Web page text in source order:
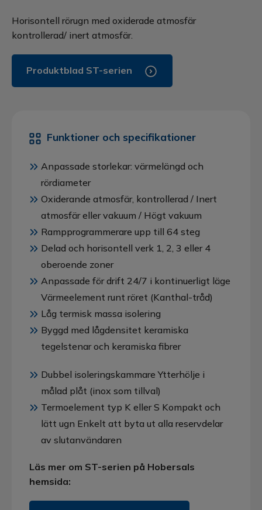
Horisontell rörugn med oxiderade atmosfär
kontrollerad/ inert atmosfär.
Produktblad ST-serien
Funktioner och specifikationer
Anpassade storlekar: värmelängd och
rördiameter
Oxiderande atmosfär, kontrollerad / Inert
atmosfär eller vakuum / Högt vakuum
Rampprogrammerare upp till 64 steg
Delad och horisontell verk 1, 2, 3 eller 4
oberoende zoner
Anpassade för drift 24/7 i kontinuerligt läge
Värmeelement runt röret (Kanthal-tråd)
Låg termisk massa isolering
Byggd med lågdensitet keramiska
tegelstenar och keramiska fibrer
Dubbel isoleringskammare Ytterhölje i
målad plåt (inox som tillval)
Termoelement typ K eller S Kompakt och
lätt ugn Enkelt att byta ut alla reservdelar
av slutanvändaren
Läs mer om ST-serien på Hobersals
hemsida: